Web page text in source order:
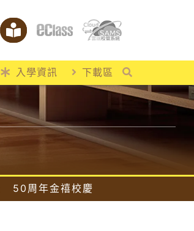
入學資訊 下載區
50周年金禧校慶